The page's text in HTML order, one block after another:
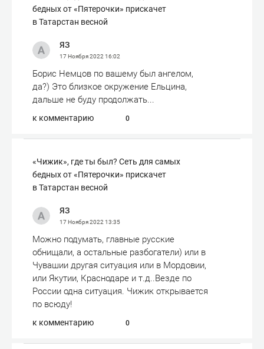
бедных от «Пятерочки» прискачет
в Татарстан весной
ЯЗ
17 Ноября 2022 16:02
Борис Немцов по вашему был ангелом,
да?) Это близкое окружение Ельцина,
дальше не буду продолжать...
к комментарию 0
«Чижик», где ты был? Сеть для самых
бедных от «Пятерочки» прискачет
в Татарстан весной
ЯЗ
17 Ноября 2022 13:35
Можно подумать, главные русские
обнищали, а остальные разбогатели) или в
Чувашии другая ситуация или в Мордовии,
или Якутии, Краснодаре и т.д..Везде по
России одна ситуация. Чижик открывается
по всюду!
к комментарию 0